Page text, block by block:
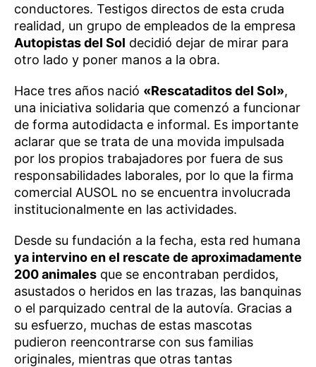
conductores. Testigos directos de esta cruda
realidad, un grupo de empleados de la empresa
Autopistas del Sol decidió dejar de mirar para
otro lado y poner manos a la obra.
Hace tres años nació «Rescataditos del Sol»,
una iniciativa solidaria que comenzó a funcionar
de forma autodidacta e informal. Es importante
aclarar que se trata de una movida impulsada
por los propios trabajadores por fuera de sus
responsabilidades laborales, por lo que la firma
comercial AUSOL no se encuentra involucrada
institucionalmente en las actividades.
Desde su fundación a la fecha, esta red humana
ya intervino en el rescate de aproximadamente
200 animales que se encontraban perdidos,
asustados o heridos en las trazas, las banquinas
o el parquizado central de la autovía. Gracias a
su esfuerzo, muchas de estas mascotas
pudieron reencontrarse con sus familias
originales, mientras que otras tantas